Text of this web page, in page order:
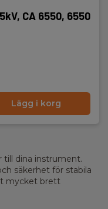
CA 6550, 6550
Lägg i korg
dina instrument.
säkerhet för stabila
mycket brett